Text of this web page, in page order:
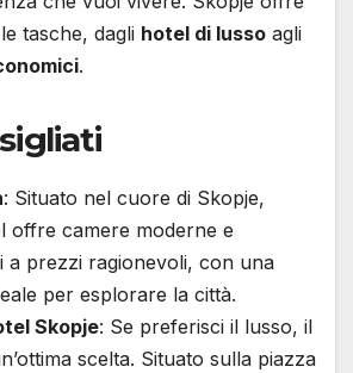
tasche, dagli hotel di lusso agli
.
: Situato nel cuore di Skopje,
offre camere moderne e
a prezzi ragionevoli, con una
per esplorare la città.
Skopje: Se preferisci il lusso, il
scelta. Situato sulla piazza